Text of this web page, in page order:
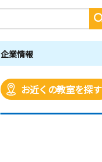
企業情報
お近くの教室を探す